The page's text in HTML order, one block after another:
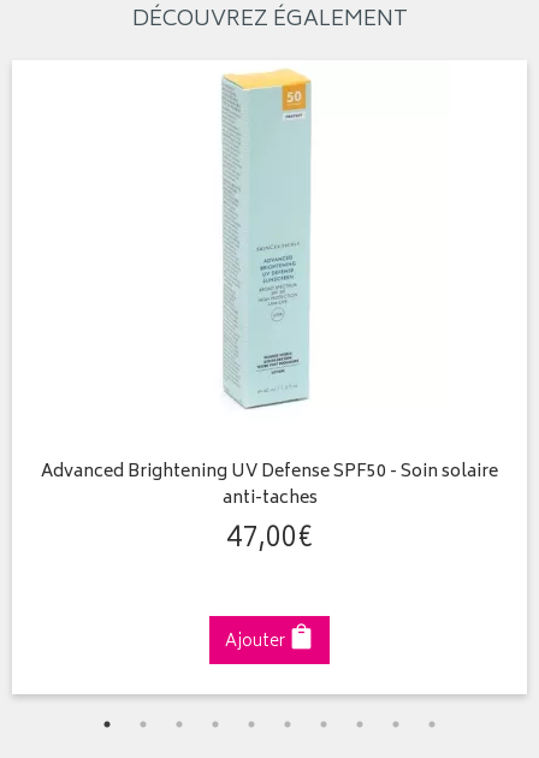
DÉCOUVREZ ÉGALEMENT
Advanced Brightening UV Defense SPF50 - Soin solaire
anti-taches
47,00€
Ajouter